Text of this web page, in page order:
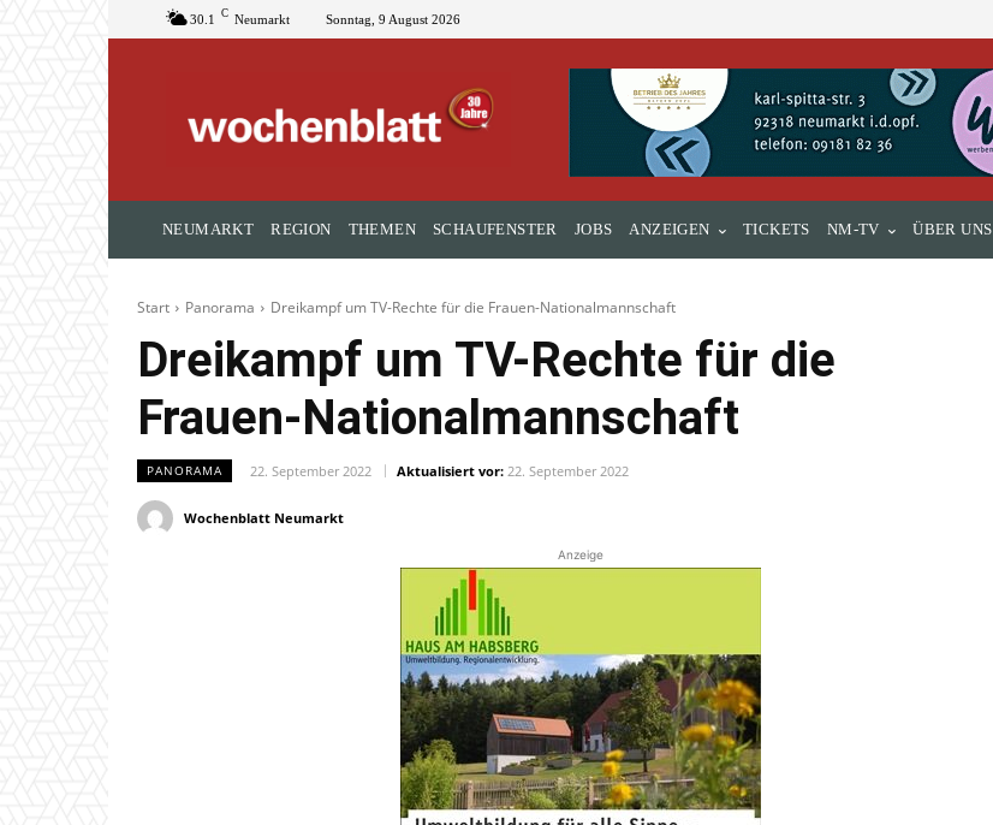
30.1 C Neumarkt Sonntag, 9 August 2026
NEUMARKT REGION THEMEN SCHAUFENSTER JOBS ANZEIGEN TICKETS NM-TV ÜBER UNS
Start Panorama Dreikampf um TV-Rechte für die Frauen-Nationalmannschaft
Dreikampf um TV-Rechte für die
Frauen-Nationalmannschaft
PANORAMA 22. September 2022 Aktualisiert vor: 22. September 2022
Wochenblatt Neumarkt
Anzeige